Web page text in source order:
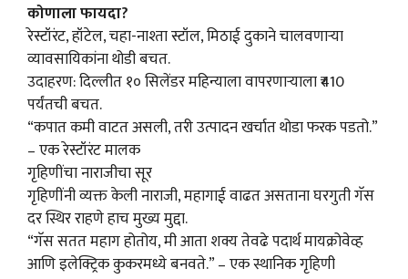
कोणाला फायदा?
रेस्टॉरंट, हॉटेल, चहा-नाश्ता स्टॉल, मिठाई दुकाने चालवणाऱ्या
व्यावसायिकांना थोडी बचत.
उदाहरण: दिल्लीत १० सिलेंडर महिन्याला वापरणाऱ्याला ₹410
पर्यंतची बचत.
“कपात कमी वाटत असली, तरी उत्पादन खर्चात थोडा फरक पडतो.”
– एक रेस्टॉरंट मालक
गृहिणींचा नाराजीचा सूर
गृहिणींनी व्यक्त केली नाराजी, महागाई वाढत असताना घरगुती गॅस
दर स्थिर राहणे हाच मुख्य मुद्दा.
“गॅस सतत महाग होतोय, मी आता शक्य तेवढे पदार्थ मायक्रोवेव्ह
आणि इलेक्ट्रिक कुकरमध्ये बनवते.” – एक स्थानिक गृहिणी